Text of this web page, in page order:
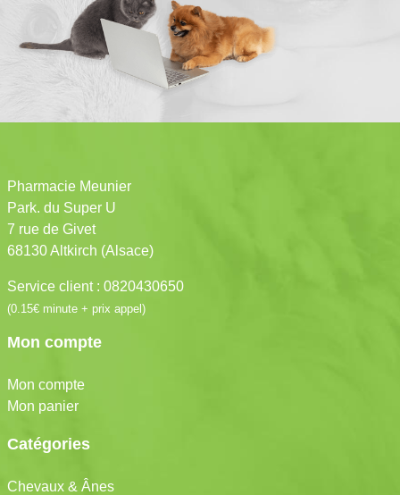
Pharmacie Meunier
Park. du Super U
7 rue de Givet
68130 Altkirch (Alsace)
Service client : 0820430650
(0.15€ minute + prix appel)
Mon compte
Mon compte
Mon panier
Catégories
Chevaux & Ânes